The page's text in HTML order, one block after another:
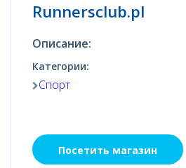
Runnersclub.pl
Описание:
Категории:
Спорт
Посетить магазин